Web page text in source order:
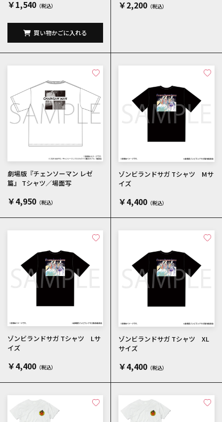
￥1,540
買い物かごに入れる
￥2,200
劇場版『チェンソーマン レゼ
篇』 Tシャツ／場面写
￥4,950
ゾンビランドサガ Tシャツ Mサ
イズ
￥4,400
ゾンビランドサガ Tシャツ Lサ
イズ
￥4,400
ゾンビランドサガ Tシャツ XL
サイズ
￥4,400